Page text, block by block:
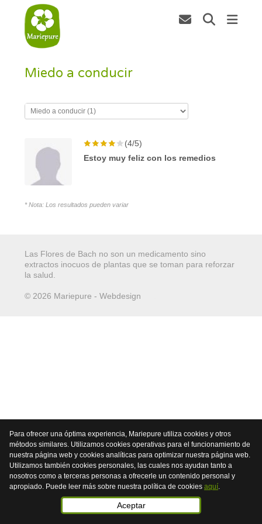
Miedo a conducir
(4/5)
Estoy muy feliz con los remedios
* Nota: Los resultados pueden variar
Las Flores de Bach no son un medicamento sino
extractos inocuos de plantas que se toman para reforzar
la salud.
© 2026 Mariepure - Webdesign
Para ofrecer una óptima experiencia, Mariepure utiliza cookies y otros
métodos similares. Utilizamos cookies operativas para el funcionamiento de
nuestra página web y cookies analíticas para optimizar nuestra página web.
Utilizamos también cookies personales, las cuales nos ayudan tanto a
nosotros como a terceras personas a ofrecerle un contenido personal y
apropiado. Puede leer más sobre nuestra política de cookies aquí
Aceptar